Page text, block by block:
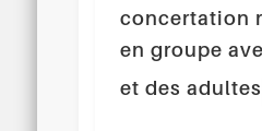
concertation
en groupe
et des adultes